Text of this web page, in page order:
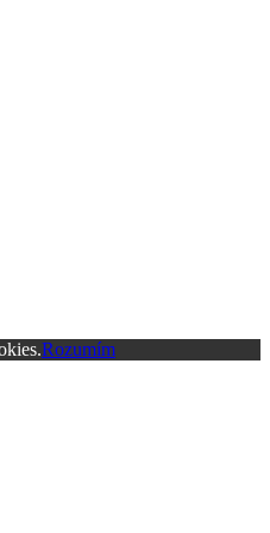
Rozumím